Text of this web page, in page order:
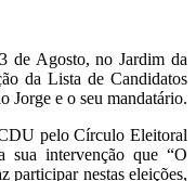
de Agosto, no Jardim da
da Lista de Candidatos
Jorge e o seu mandatário.
pelo Círculo Eleitoral
intervenção que “O
participar nestas eleições,